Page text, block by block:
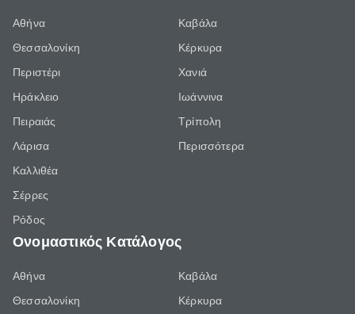
Αθήνα
Θεσσαλονίκη
Περιστέρι
Ηράκλειο
Πειραιάς
Λάρισα
Καλλιθέα
Σέρρες
Ρόδος
Καβάλα
Κέρκυρα
Χανιά
Ιωάννινα
Τρίπολη
Περισσότερα
Ονομαστικός Κατάλογος
Αθήνα
Θεσσαλονίκη
Καβάλα
Κέρκυρα